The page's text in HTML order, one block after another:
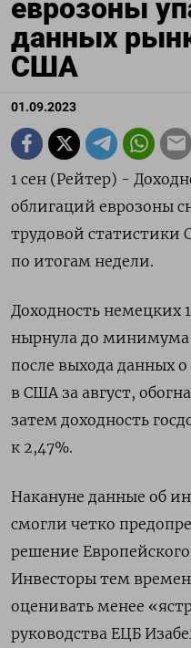
еврозоны
данных
США
01.09.2023
1 сен (Рейтер) -
облигаций еврозоны
трудовой
по итогам недели.
Доходность немецких
нырнула до минимума
после выхода данных
в США за август,
затем доходность
к 2,47%.
Накануне данные об
смогли четко
решение
Инвесторы тем
оценивать менее
руководства ЕЦБ